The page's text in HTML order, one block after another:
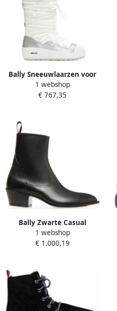
Bally Sneeuwlaarzen voor
winteravonturen White
Dames
1 webshop
€ 767,35
Bally Zwarte Casual
Gesloten Lage Hak Bootie
Black Dames
1 webshop
€ 1.000,19